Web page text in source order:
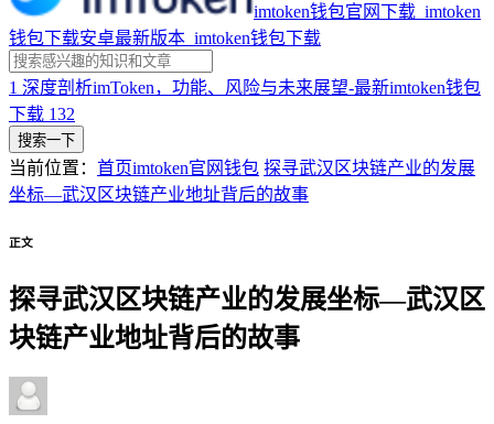
imtoken钱包官网下载_imtoken
钱包下载安卓最新版本_imtoken钱包下载
1 深度剖析imToken，功能、风险与未来展望-最新imtoken钱包
下载 132
搜索一下
当前位置： 首页imtoken官网钱包 探寻武汉区块链产业的发展
坐标—武汉区块链产业地址背后的故事
正文
探寻武汉区块链产业的发展坐标—武汉区
块链产业地址背后的故事